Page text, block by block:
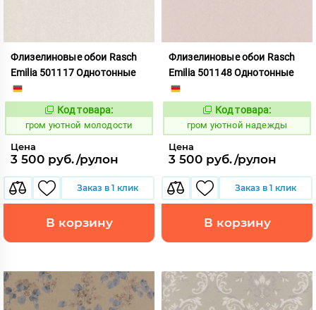
Флизелиновые обои Rasch
Emilia 501117 Однотонные
357554
Код товара:
гром уютной молодости
Цена
3 500 руб./рулон
Заказ в 1 клик
В корзину
Флизелиновые обои Rasch
Emilia 501148 Однотонные
357557
Код товара:
гром уютной надежды
Цена
3 500 руб./рулон
Заказ в 1 клик
В корзину